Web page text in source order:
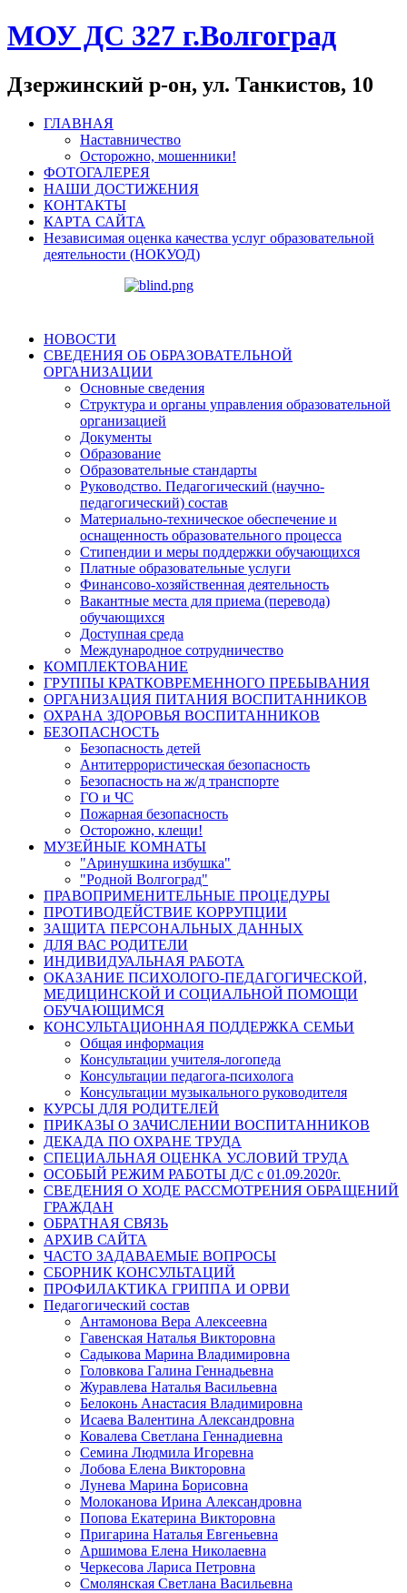
МОУ ДС 327 г.Волгоград
Дзержинский р-он, ул. Танкистов, 10
ГЛАВНАЯ
Наставничество
Осторожно, мошенники!
ФОТОГАЛЕРЕЯ
НАШИ ДОСТИЖЕНИЯ
КОНТАКТЫ
КАРТА САЙТА
Независимая оценка качества услуг образовательной
деятельности (НОКУОД)
НОВОСТИ
СВЕДЕНИЯ ОБ ОБРАЗОВАТЕЛЬНОЙ
ОРГАНИЗАЦИИ
Основные сведения
Структура и органы управления образовательной
организацией
Документы
Образование
Образовательные стандарты
Руководство. Педагогический (научно-
педагогический) состав
Материально-техническое обеспечение и
оснащенность образовательного процесса
Стипендии и меры поддержки обучающихся
Платные образовательные услуги
Финансово-хозяйственная деятельность
Вакантные места для приема (перевода)
обучающихся
Доступная среда
Международное сотрудничество
КОМПЛЕКТОВАНИЕ
ГРУППЫ КРАТКОВРЕМЕННОГО ПРЕБЫВАНИЯ
ОРГАНИЗАЦИЯ ПИТАНИЯ ВОСПИТАННИКОВ
ОХРАНА ЗДОРОВЬЯ ВОСПИТАННИКОВ
БЕЗОПАСНОСТЬ
Безопасность детей
Антитеррористическая безопасность
Безопасность на ж/д транспорте
ГО и ЧС
Пожарная безопасность
Осторожно, клещи!
МУЗЕЙНЫЕ КОМНАТЫ
"Аринушкина избушка"
"Родной Волгоград"
ПРАВОПРИМЕНИТЕЛЬНЫЕ ПРОЦЕДУРЫ
ПРОТИВОДЕЙСТВИЕ КОРРУПЦИИ
ЗАЩИТА ПЕРСОНАЛЬНЫХ ДАННЫХ
ДЛЯ ВАС РОДИТЕЛИ
ИНДИВИДУАЛЬНАЯ РАБОТА
ОКАЗАНИЕ ПСИХОЛОГО-ПЕДАГОГИЧЕСКОЙ,
МЕДИЦИНСКОЙ И СОЦИАЛЬНОЙ ПОМОЩИ
ОБУЧАЮЩИМСЯ
КОНСУЛЬТАЦИОННАЯ ПОДДЕРЖКА СЕМЬИ
Общая информация
Консультации учителя-логопеда
Консультации педагога-психолога
Консультации музыкального руководителя
КУРСЫ ДЛЯ РОДИТЕЛЕЙ
ПРИКАЗЫ О ЗАЧИСЛЕНИИ ВОСПИТАННИКОВ
ДЕКАДА ПО ОХРАНЕ ТРУДА
СПЕЦИАЛЬНАЯ ОЦЕНКА УСЛОВИЙ ТРУДА
ОСОБЫЙ РЕЖИМ РАБОТЫ Д/С с 01.09.2020г.
СВЕДЕНИЯ О ХОДЕ РАССМОТРЕНИЯ ОБРАЩЕНИЙ
ГРАЖДАН
ОБРАТНАЯ СВЯЗЬ
АРХИВ САЙТА
ЧАСТО ЗАДАВАЕМЫЕ ВОПРОСЫ
СБОРНИК КОНСУЛЬТАЦИЙ
ПРОФИЛАКТИКА ГРИППА И ОРВИ
Педагогический состав
Антамонова Вера Алексеевна
Гавенская Наталья Викторовна
Садыкова Марина Владимировна
Головкова Галина Геннадьевна
Журавлева Наталья Васильевна
Белоконь Анастасия Владимировна
Исаева Валентина Александровна
Ковалева Светлана Геннадиевна
Семина Людмила Игоревна
Лобова Елена Викторовна
Лунева Марина Борисовна
Молоканова Ирина Александровна
Попова Екатерина Викторовна
Пригарина Наталья Евгеньевна
Аршимова Елена Николаевна
Черкесова Лариса Петровна
Смолянская Светлана Васильевна